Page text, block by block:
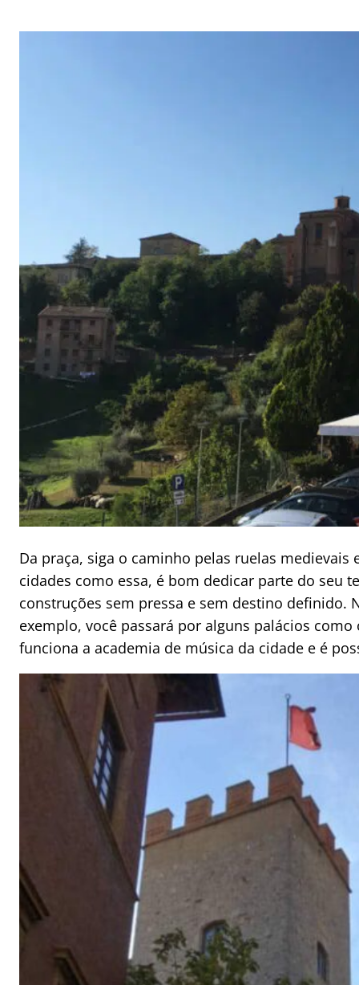
Da praça, siga o caminho pelas ruelas
cidades como essa, é bom dedicar parte do seu
construções sem pressa e sem destino definido.
exemplo, você passará por alguns palácios
funciona a academia de música da cidade e é